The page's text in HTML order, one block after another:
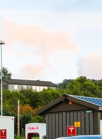
solar de